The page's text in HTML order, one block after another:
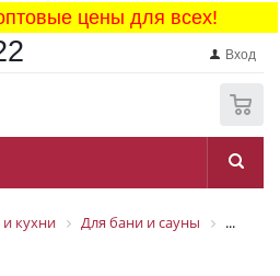
цены для всех!
Вход
кухни Для бани и сауны ...